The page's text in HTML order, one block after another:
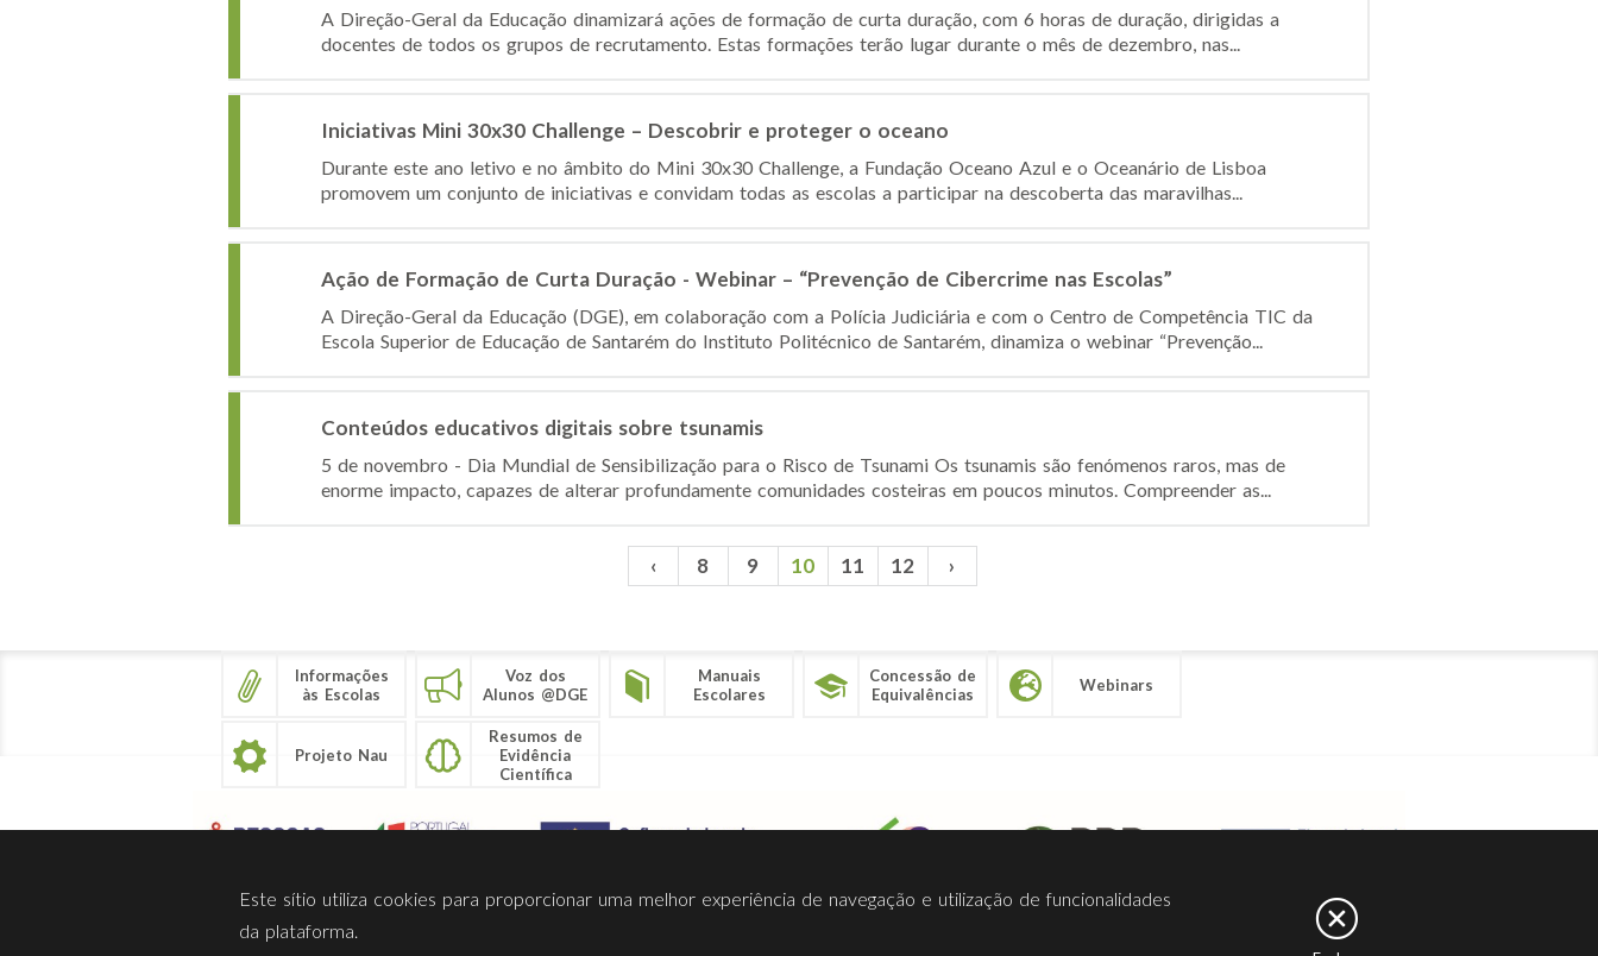
A Direção-Geral da Educação dinamizará ações de formação de curta duração, com 6 horas de duração, dirigidas a
docentes de todos os grupos de recrutamento. Estas formações terão lugar durante o mês de dezembro, nas...
Iniciativas Mini 30x30 Challenge – Descobrir e proteger o oceano
Durante este ano letivo e no âmbito do Mini 30x30 Challenge, a Fundação Oceano Azul e o Oceanário de Lisboa
promovem um conjunto de iniciativas e convidam todas as escolas a participar na descoberta das maravilhas...
Ação de Formação de Curta Duração - Webinar – “Prevenção de Cibercrime nas Escolas”
A Direção-Geral da Educação (DGE), em colaboração com a Polícia Judiciária e com o Centro de Competência TIC da
Escola Superior de Educação de Santarém do Instituto Politécnico de Santarém, dinamiza o webinar “Prevenção...
Conteúdos educativos digitais sobre tsunamis
5 de novembro - Dia Mundial de Sensibilização para o Risco de Tsunami Os tsunamis são fenómenos raros, mas de
enorme impacto, capazes de alterar profundamente comunidades costeiras em poucos minutos. Compreender as...
‹ 8 9 10 11 12 ›
Informações
às Escolas
Voz dos
Alunos @DGE
Manuais
Escolares
Concessão de
Equivalências
Webinars
Projeto Nau
Resumos de
Evidência
Científica
Este sítio utiliza cookies para proporcionar uma melhor experiência de navegação e utilização de funcionalidades
da plataforma.